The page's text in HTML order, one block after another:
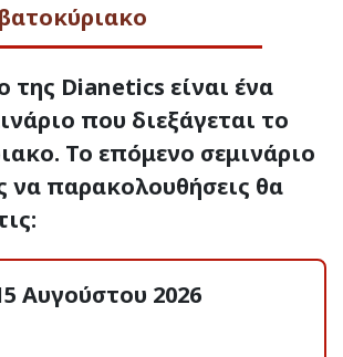
της Dianetics είναι ένα
που διεξάγεται το
Το επόμενο σεμινάριο
να παρακολουθήσεις θα
Αυγούστου 2026